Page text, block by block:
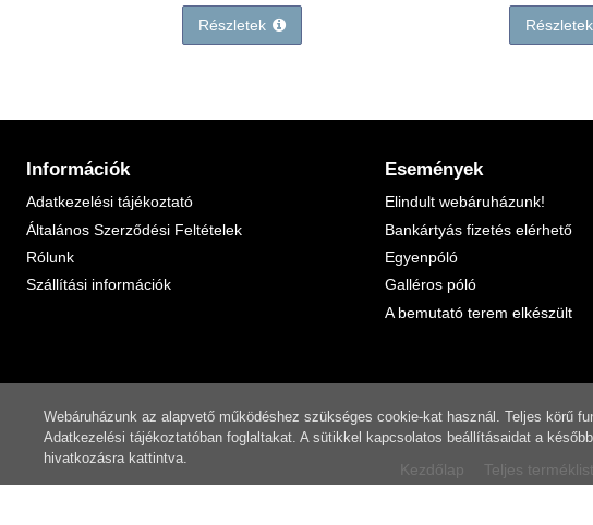
Webáruházunk az alapvető működéshez szükséges cookie-kat használ. Teljes körű
Adatkezelési tájékoztatóban foglaltakat. A sütikkel kapcsolatos beállításaidat a
hivatkozásra kattintva.
Részletek
Részletek
Információk
Adatkezelési tájékoztató
Általános Szerződési Feltételek
Rólunk
Szállítási információk
Események
Elindult webáruházunk!
Bankártyás fizetés elérhető
Egyenpóló
Galléros póló
A bemutató terem elkészült
Kezdőlap Teljes